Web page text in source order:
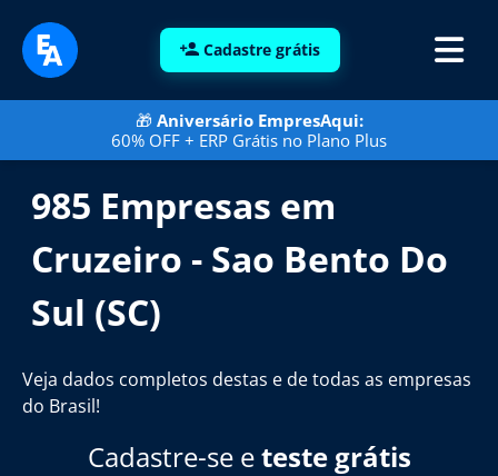
Cadastre grátis
🎁 Aniversário EmpresAqui:
60% OFF + ERP Grátis no Plano Plus
985 Empresas em
Cruzeiro - Sao Bento Do
Sul (SC)
Veja dados completos destas e de todas as empresas
do Brasil!
Cadastre-se eteste grátis